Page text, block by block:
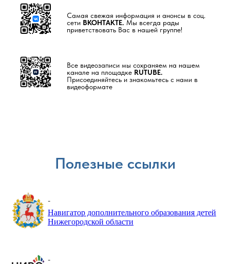
Самая свежая информация и анонсы в соц.
сети ВКОНТАКТЕ. Мы всегда рады
приветствовать Вас в нашей группе!
Все видеозаписи мы сохраняем на нашем
канале на площадке RUTUBE.
Присоединяйтесь и знакомьтесь с нами в
видеоформате
Полезные ссылки
-
Навигатор дополнительного образования детей
Нижегородской области
-